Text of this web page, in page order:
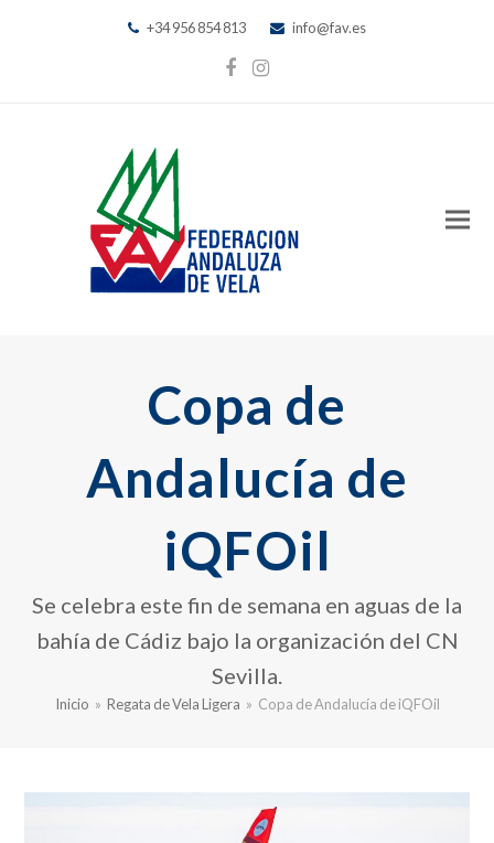
+34 956 854 813 info@fav.es
Facebook
Instagram
Copa de
Andalucía de
iQFOil
Se celebra este fin de semana en aguas de la
bahía de Cádiz bajo la organización del CN
Sevilla.
Inicio » Regata de Vela Ligera » Copa de Andalucía de iQFOil